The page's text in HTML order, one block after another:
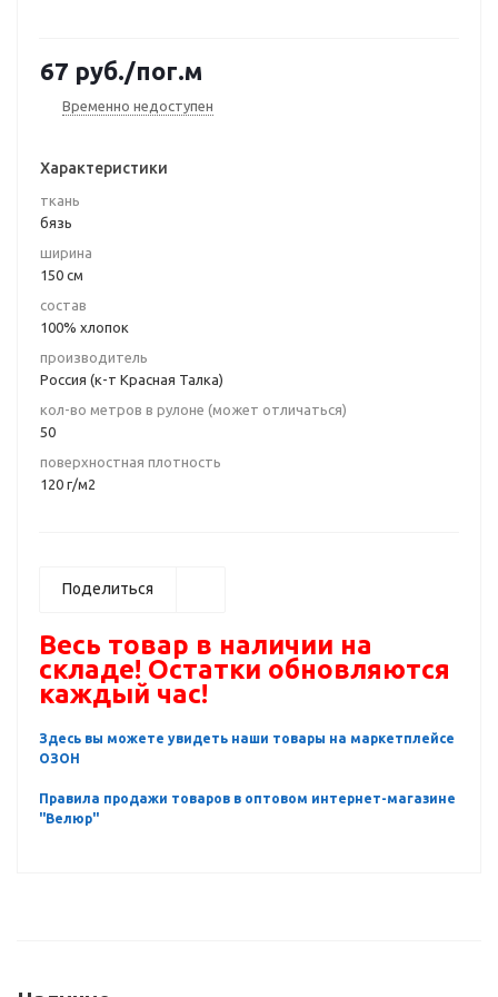
67 руб./пог.м
Временно недоступен
Характеристики
ткань
бязь
ширина
150 см
состав
100% хлопок
производитель
Россия (к-т Красная Талка)
кол-во метров в рулоне (может отличаться)
50
поверхностная плотность
120 г/м2
Поделиться
Весь товар в наличии на
складе! Остатки обновляются
каждый час!
Здесь вы можете увидеть наши товары на маркетплейсе
ОЗОН
Правила продажи товаров в оптовом интернет-магазине
"Велюр"